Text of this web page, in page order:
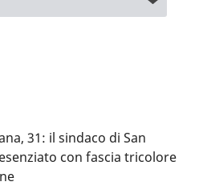
31: il sindaco di San
con fascia tricolore